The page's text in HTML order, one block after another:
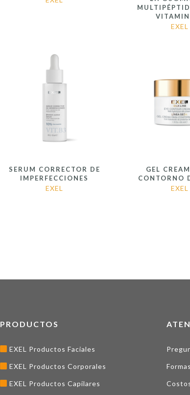
EXEL
SERUM CORRECTOR DE
IMPERFECCIONES
EXEL
GEL
CONTORNO
EXEL
PRODUCTOS
EXEL Productos Faciales
EXEL Productos Corporales
EXEL Productos Capilares